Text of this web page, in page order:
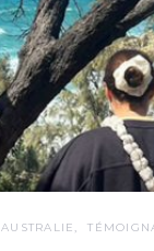
AUSTRALIE